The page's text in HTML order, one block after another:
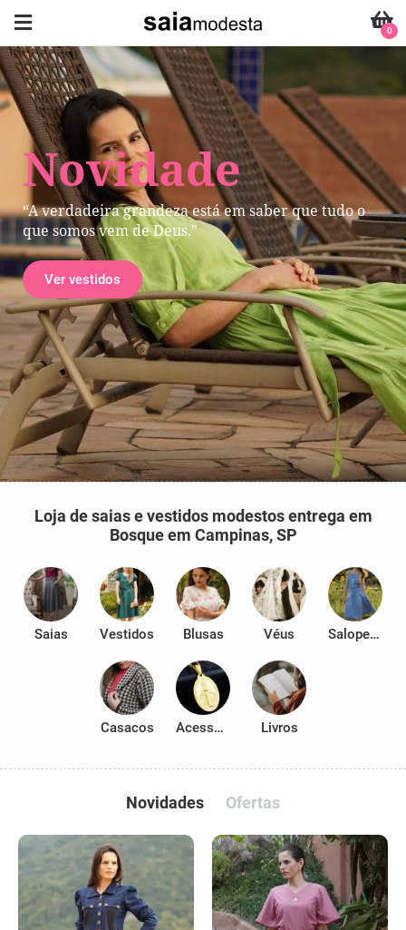
Novidade
“A verdadeira grandeza está em saber que tudo o
que somos vem de Deus."
Ver vestidos
0
Loja de saias e vestidos modestos entrega em
Bosque em Campinas, SP
Saias Vestidos Blusas Véus Salopetes
Casacos Acessórios Livros
Novidades Ofertas